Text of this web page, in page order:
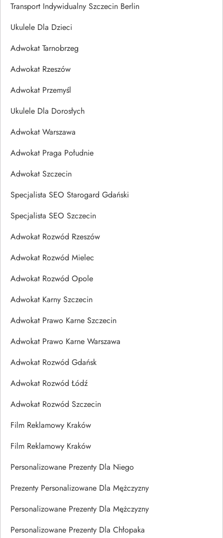
Transport Indywidualny Szczecin Berlin
Ukulele Dla Dzieci
Adwokat Tarnobrzeg
Adwokat Rzeszów
Adwokat Przemyśl
Ukulele Dla Dorosłych
Adwokat Warszawa
Adwokat Praga Południe
Adwokat Szczecin
Specjalista SEO Starogard Gdański
Specjalista SEO Szczecin
Adwokat Rozwód Rzeszów
Adwokat Rozwód Mielec
Adwokat Rozwód Opole
Adwokat Karny Szczecin
Adwokat Prawo Karne Szczecin
Adwokat Prawo Karne Warszawa
Adwokat Rozwód Gdańsk
Adwokat Rozwód Łódź
Adwokat Rozwód Szczecin
Film Reklamowy Kraków
Film Reklamowy Kraków
Personalizowane Prezenty Dla Niego
Prezenty Personalizowane Dla Mężczyzny
Personalizowane Prezenty Dla Mężczyzny
Personalizowane Prezenty Dla Chłopaka